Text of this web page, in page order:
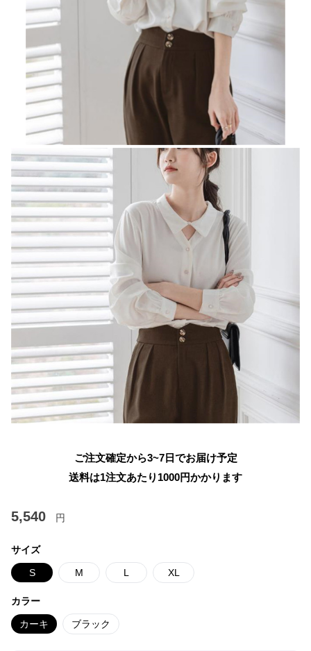
ご注文確定から3~7日でお届け予定
送料は1注文あたり 1000円かかります
5,540 円
サイズ
S M L XL
カラー
カーキ ブラック